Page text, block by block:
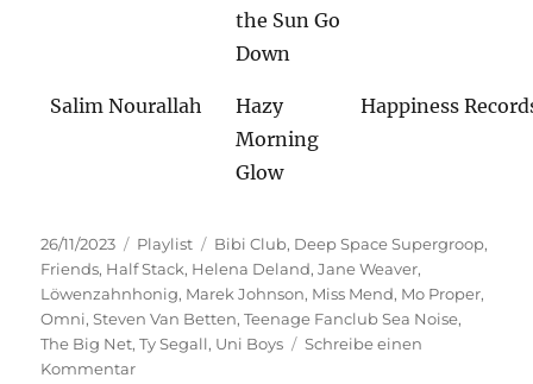
the Sun Go
Down
Salim Nourallah
Hazy
Morning
Glow
Happiness
Veröffentlicht
am
26/11/2023 Kategorien
Playlist Schlagwörter
Bibi Club, Deep Space Supergroop,
Friends, Half Stack, Helena Deland,Jane Weaver,
Löwenzahnhonig, Marek Johnson, Miss Mend, Mo Proper,
Omni,Steven Van Betten,Teenage Fanclub Sea Noise,
The Big Net,Ty Segall, Uni Boys
Schreibe einen
Kommentarzu